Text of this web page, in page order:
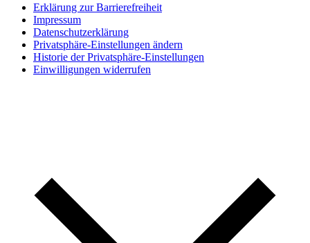
Erklärung zur Barrierefreiheit
Impressum
Datenschutzerklärung
Privatsphäre-Einstellungen ändern
Historie der Privatsphäre-Einstellungen
Einwilligungen widerrufen